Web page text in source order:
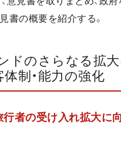
書の概要を紹介する。
ドのさらなる拡
制・能力の強化
行者の受け入れ拡大に